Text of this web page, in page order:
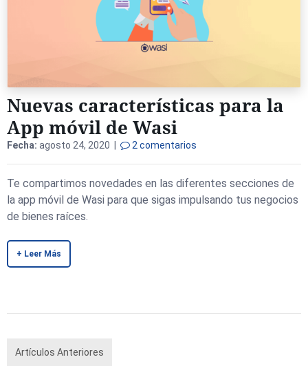
Nuevas características para la
App móvil de Wasi
Fecha: agosto 24, 2020 | 2 comentarios
Te compartimos novedades en las diferentes secciones de
la app móvil de Wasi para que sigas impulsando tus negocios
de bienes raíces.
+ Leer Más
Artículos Anteriores